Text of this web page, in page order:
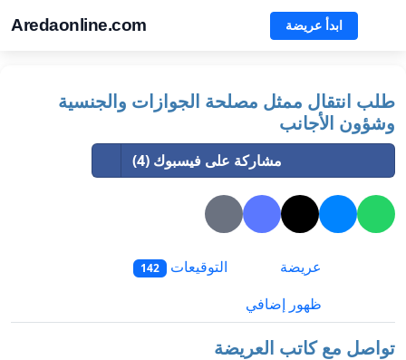
Aredaonline.com ابدأ عريضة
طلب انتقال ممثل مصلحة الجوازات والجنسية
وشؤون الأجانب
مشاركة على فيسبوك (4)
عريضة التوقيعات 142
ظهور إضافي
تواصل مع كاتب العريضة